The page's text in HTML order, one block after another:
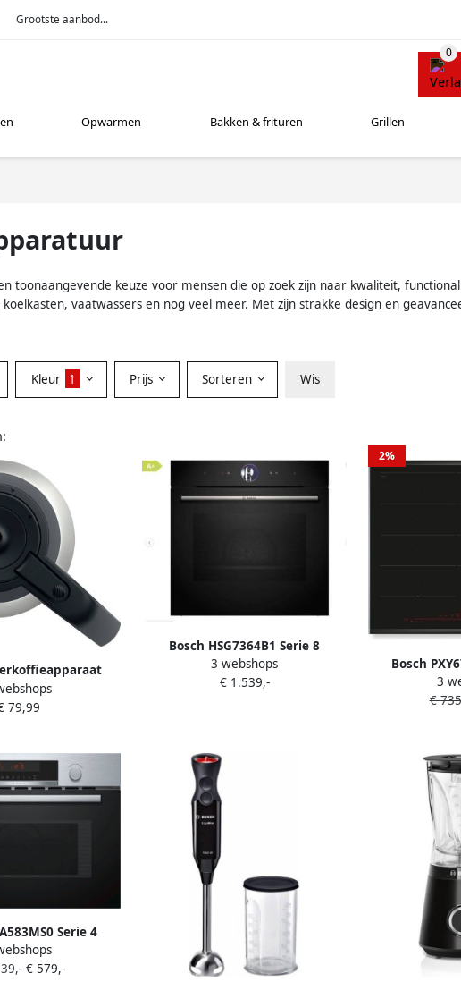
Grootste aanbod...
Opwarmen Bakken & frituren Grillen
toonaangevende keuze voor mensen die op zoek zijn naar kwaliteit,
vaatwassers en nog veel meer. Met zijn strakke design en
Kleur 1 Prijs Sorteren Wis
1 l voor 8-
intensief aroma
79,99
Bosch HSG7364B1 Serie 8
Inbouwoven met stoom 60cm x
60 cm Air Fry-functie: voor
3 webshops
€ 1.539,-
2%
Bosch
Inbouw3
€
Serie 4
magnetron 60 x
perfecte
€ 579,-